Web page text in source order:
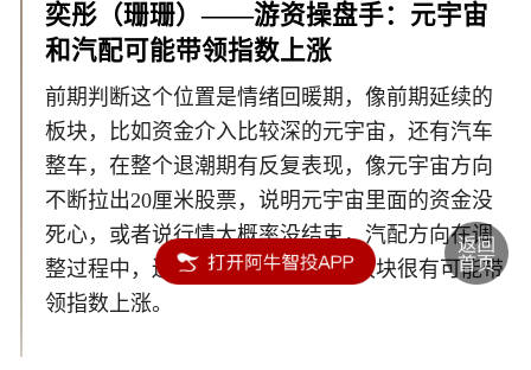
奕彤（珊珊）——游资操盘手：元宇宙
和汽配可能带领指数上涨
前期判断这个位置是情绪回暖期，像前期延续的
板块，比如资金介入比较深的元宇宙，还有汽车
整车，在整个退潮期有反复表现，像元宇宙方向
不断拉出20厘米股票，说明元宇宙里面的资金没
死心，或者说行情大概率没结束，汽配方向在调
整过程中，还打出3连板。这两个板块很有可能带
领指数上涨。